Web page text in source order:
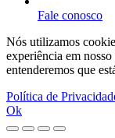
Fale conosco
Nós utilizamos
experiência em
entenderemos que
Política de
Ok